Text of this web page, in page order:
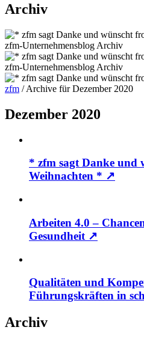
Archiv
zfm-Unternehmensblog Archiv
zfm-Unternehmensblog Archiv
zfm /Archive für Dezember 2020
Dezember 2020
* zfm sagt Danke und
Weihnachten * ↗
Arbeiten 4.0 –
Gesundheit ↗
Qualitäten und
Führungskräften in
Archiv